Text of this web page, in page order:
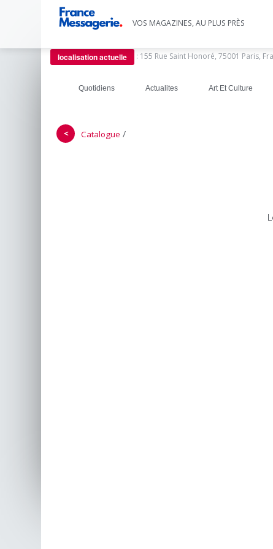
VOS MAGAZINES, AU PLUS PRÈS
localisation actuelle : 155 Rue Saint Honoré, 75001 Paris,
Quotidiens Actualites Art Et Culture
＜ Catalogue /